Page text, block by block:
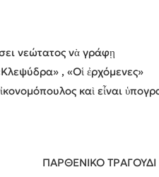
νεώτατος νὰ γράφῃ
, «Οἱ ἐρχόμενες»
καὶ εἶναι
ΠΑΡΘΕΝΙΚΟ ΤΡΑΓΟΥΔΙ